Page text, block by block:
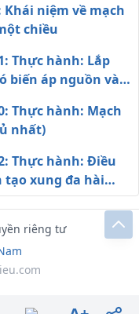
Khái niệm về mạch
chiều
Thực hành: Lắp
biến áp nguồn và
Thực hành: Mạch
nhất)
Thực hành: Điều
tạo xung đa hài
riêng tư